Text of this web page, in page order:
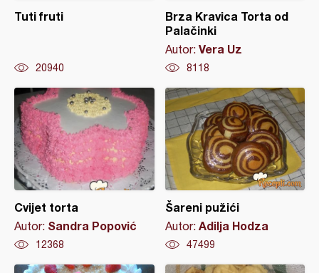
Tuti fruti
20940
Brza Kravica Torta od
Palačinki
Autor: Vera Uz
8118
Cvijet torta
Autor: Sandra Popović
12368
Šareni pužići
Autor: Adilja Hodza
47499